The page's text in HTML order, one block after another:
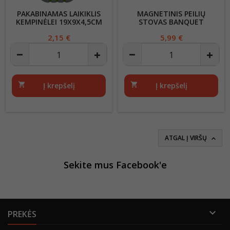
PAKABINAMAS LAIKIKLIS
KEMPINĖLEI 19X9X4,5CM
Kaina
2,15 €
shopping_cart Į krepšelį
MAGNETINIS PEILIŲ
STOVAS BANQUET
Kaina
5,99 €
shopping_cart Į krepšelį
ATGAL Į VIRŠŲ 
Sekite mus Facebook'e
PREKĖS 